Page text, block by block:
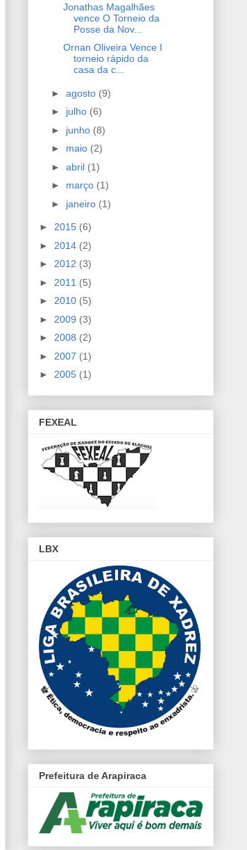
Jonathas Magalhães
vence O Torneio da
Posse da Nov...
Ornan Oliveira Vence I
torneio rápido da
casa da c...
► agosto (9)
► julho (6)
► junho (8)
► maio (2)
► abril (1)
► março (1)
► janeiro (1)
► 2015 (6)
► 2014 (2)
► 2012 (3)
► 2011 (5)
► 2010 (5)
► 2009 (3)
► 2008 (2)
► 2007 (1)
► 2005 (1)
FEXEAL
LBX
Prefeitura de Arapiraca